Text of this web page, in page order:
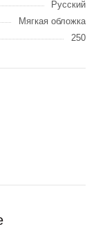
Русский
Мягкая обложка
250